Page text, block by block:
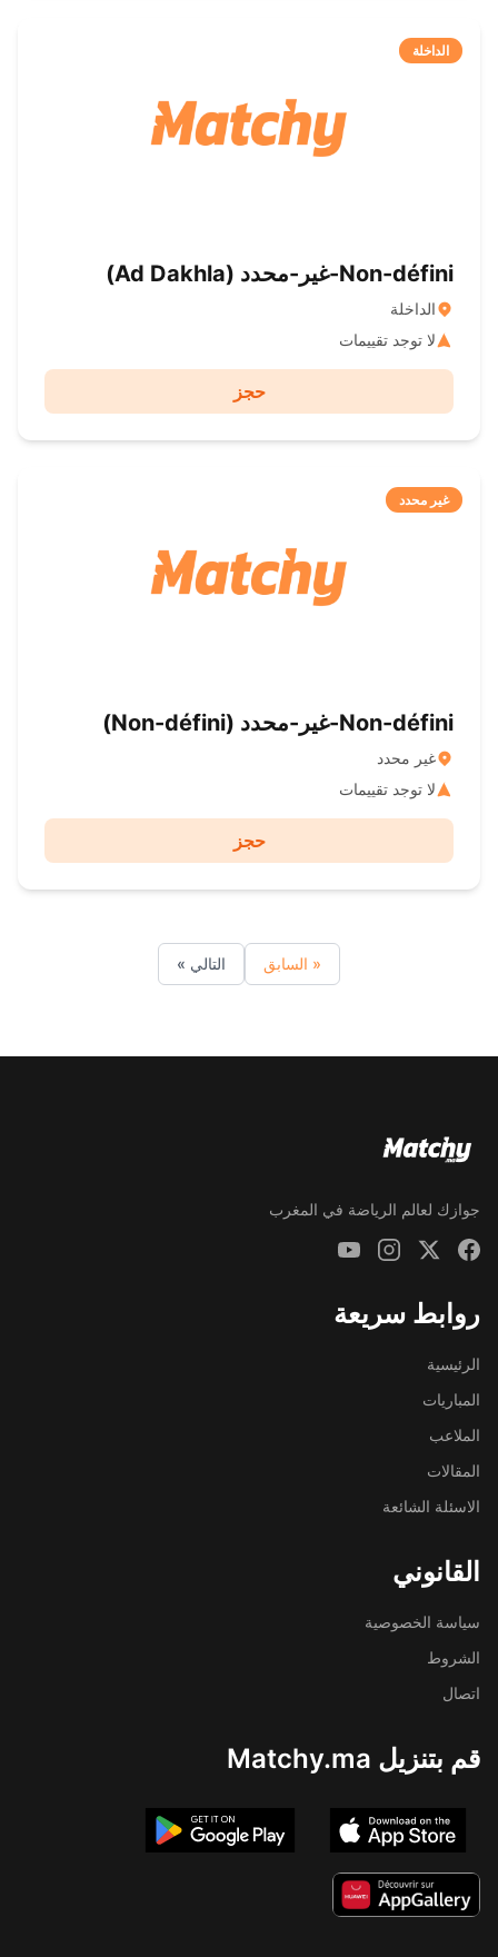
الداخلة
Non-défini-غير-محدد ( Ad Dakhla)
الداخلة
لا توجد تقييمات
حجز
غير محدد
Non-défini-غير-محدد ( Non-défini)
غير محدد
لا توجد تقييمات
حجز
« السابق التالي »
جوازك لعالم الرياضة في المغرب
روابط سريعة
الرئيسية
المباريات
الملاعب
المقالات
الاسئلة الشائعة
القانوني
سياسة الخصوصية
الشروط
اتصال
قم بتنزيل Matchy.ma